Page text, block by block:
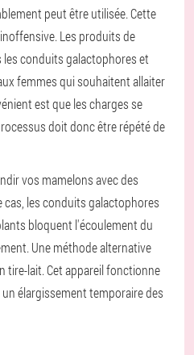
peut être utilisée. Cette
Les produits de
conduits galactophores et
femmes qui souhaitent allaiter
est que les charges se
doit donc être répété de
vos mamelons avec des
cas, les conduits galactophores
bloquent l'écoulement du
Une méthode alternative
tire-lait. Cet appareil fonctionne
élargissement temporaire des